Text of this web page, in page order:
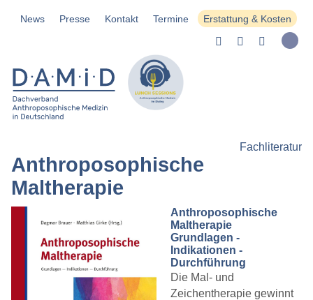
News Presse Kontakt Termine Erstattung & Kosten
Fachliteratur
Anthroposophische
Maltherapie
Anthroposophische
Maltherapie
Grundlagen -
Indikationen -
Durchführung
Die Mal- und
Zeichentherapie gewinnt